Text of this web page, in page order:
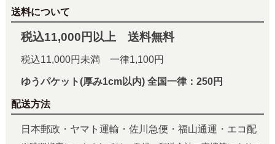
送料について
税込11,000円以上 送料無料
税込11,000円未満 一律1,100円
ゆうパケット(厚み1cm以内) 全国一律：250円
配送方法
日本郵政・ヤマト運輸・佐川急便・福山通運・エコ配